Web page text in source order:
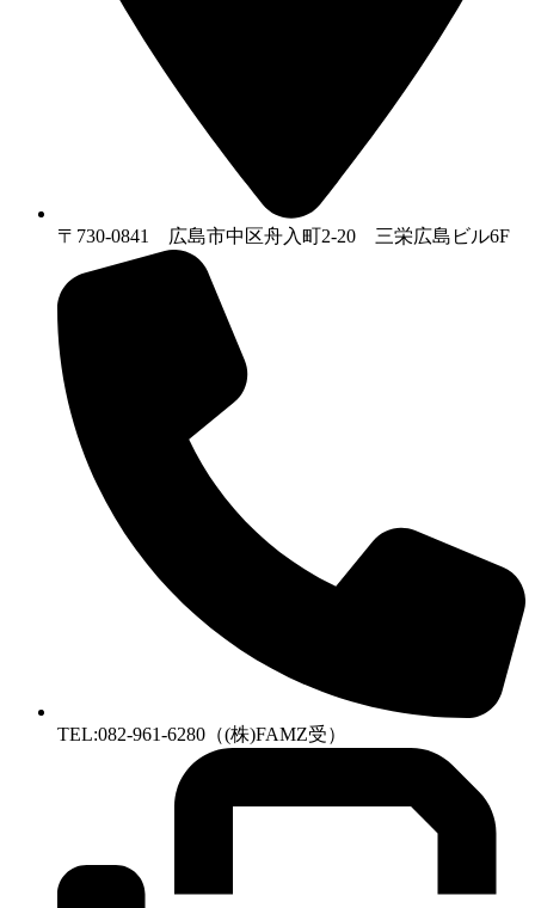
〒730-0841 広島市中区舟入町2-20 三栄広島ビル6F
TEL:082-961-6280（(株)FAMZ受）